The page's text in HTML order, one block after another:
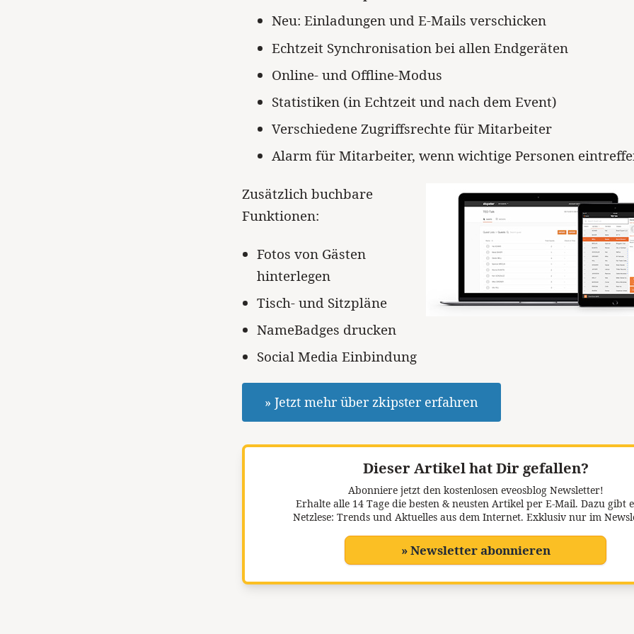
Neu: Einladungen und E-Mails verschicken
Echtzeit Synchronisation bei allen Endgeräten
Online- und Offline-Modus
Statistiken (in Echtzeit und nach dem Event)
Verschiedene Zugriffsrechte für Mitarbeiter
Alarm für Mitarbeiter, wenn wichtige Personen
Zusätzlich buchbare
Funktionen:
Fotos von Gästen
hinterlegen
Tisch- und Sitzpläne
NameBadges drucken
Social Media Einbindung
» Jetzt mehr über zkipster erfahren
Dieser Artikel hat Dir gefallen?
Abonniere jetzt den kostenlosen eveosblog Newsletter!
Erhalte alle 14 Tage die besten & neusten Artikel per E-Mail. Dazu gibt
Netzlese: Trends und Aktuelles aus dem Internet. Exklusiv nur im
» Newsletter abonnieren